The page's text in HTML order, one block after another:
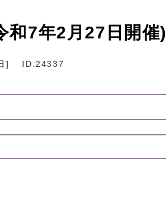
和7年2月27日開催)
] ID:24337